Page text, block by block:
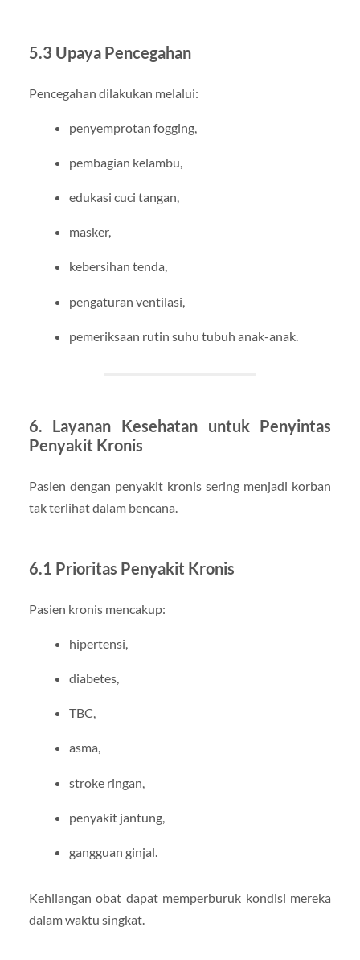
5.3 Upaya Pencegahan
Pencegahan dilakukan melalui:
penyemprotan fogging,
pembagian kelambu,
edukasi cuci tangan,
masker,
kebersihan tenda,
pengaturan ventilasi,
pemeriksaan rutin suhu tubuh anak-anak.
6. Layanan Kesehatan untuk Penyintas
Penyakit Kronis
Pasien dengan penyakit kronis sering menjadi korban
tak terlihat dalam bencana.
6.1 Prioritas Penyakit Kronis
Pasien kronis mencakup:
hipertensi,
diabetes,
TBC,
asma,
stroke ringan,
penyakit jantung,
gangguan ginjal.
Kehilangan obat dapat memperburuk kondisi mereka
dalam waktu singkat.